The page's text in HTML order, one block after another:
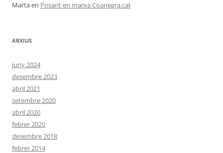
Martaen Posant en marxa Coanegra.cat
ARXIUS
juny 2024
desembre 2023
abril 2021
setembre 2020
abril 2020
febrer 2020
desembre 2018
febrer 2014